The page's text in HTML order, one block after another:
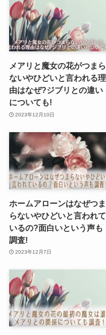
メアリと魔女の花がつまら
ないやひどいと言われる理
由はなぜ?ジブリとの違い
についても!
2023年12月10日
ホームアローンはなぜつま
らないやひどいと言われて
いるの?面白いという声も
調査!
2023年12月7日